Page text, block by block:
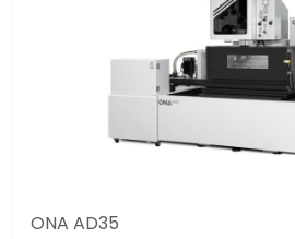
ONA AD35